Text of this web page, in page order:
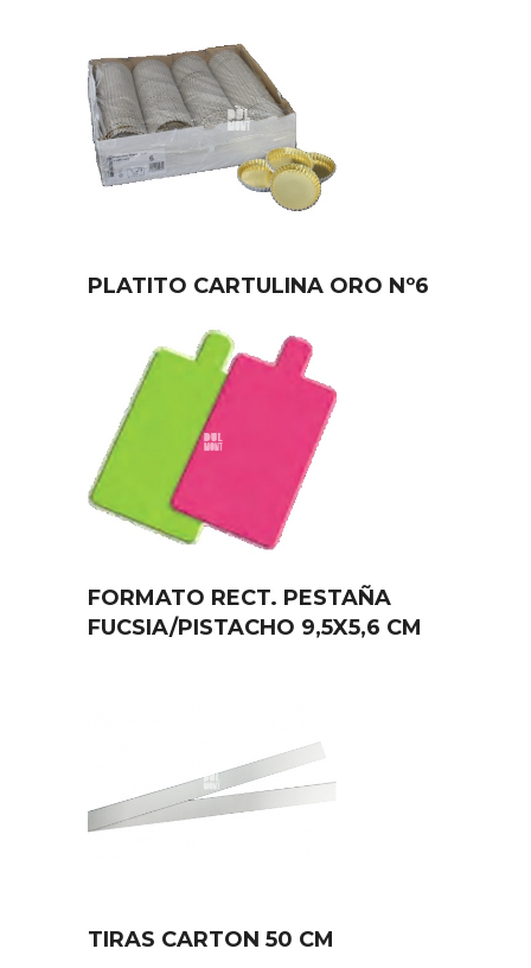
PLATITO CARTULINA ORO Nº6
FORMATO RECT. PESTAÑA
FUCSIA/PISTACHO 9,5X5,6 CM
TIRAS CARTON 50 CM